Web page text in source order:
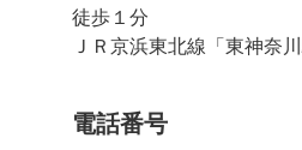
徒歩１分
ＪＲ京浜東北線「東神奈
電話番号